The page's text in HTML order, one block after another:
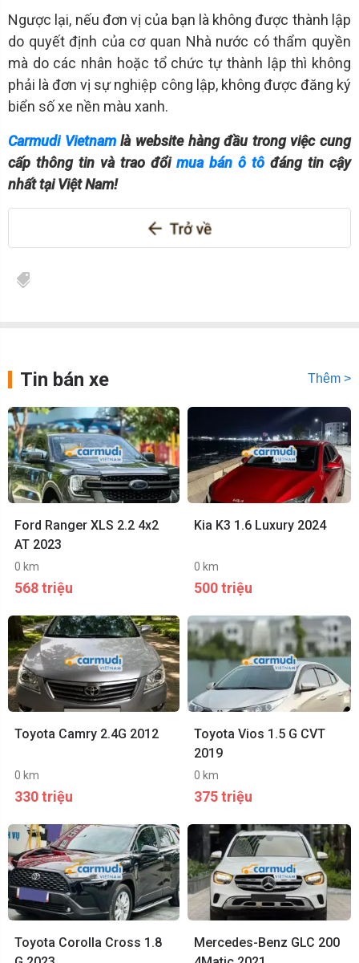
Ngược lại, nếu đơn vị của bạn là không được thành lập
do quyết định của cơ quan Nhà nước có thẩm quyền
mà do các nhân hoặc tổ chức tự thành lập thì không
phải là đơn vị sự nghiệp công lập, không được đăng ký
biển số xe nền màu xanh.
Carmudi Vietnamlà website hàng đầu trong việc cung
cấp thông tin và trao đổi mua bán ô tô đáng tin cậy
nhất tại Việt Nam!
Tin bán xe Thêm >
Ford Ranger XLS 2.2 4x2
AT 2023
0 km
568 triệu
Kia K3 1.6 Luxury 2024
0 km
500 triệu
Toyota Camry 2.4G 2012
0 km
330 triệu
Toyota Vios 1.5 G CVT
2019
0 km
375 triệu
Toyota Corolla Cross 1.8
Mercedes-Benz GLC 200